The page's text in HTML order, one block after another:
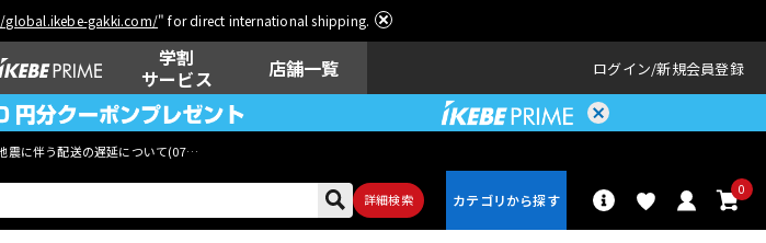
gakki.com/" for direct international shipping.
学割
サービス
店舗一覧 ログイン 新規会員登録
震に伴う配送の遅延について(07月29日
詳細検索
0